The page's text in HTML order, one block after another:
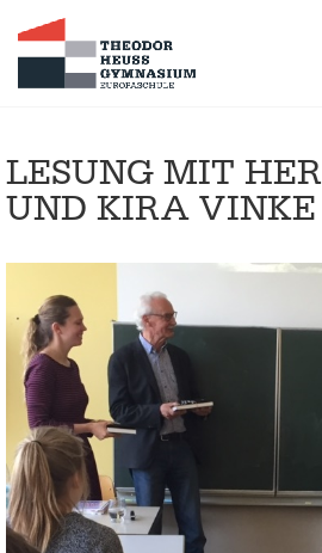
LESUNG MIT
UND KIRA VINKE